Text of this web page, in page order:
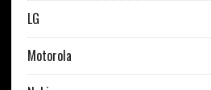
LG
Motorola